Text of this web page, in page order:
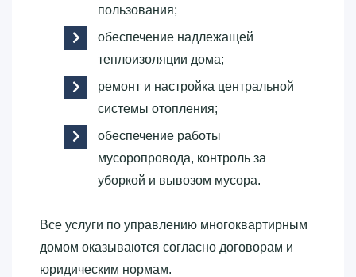
пользования;
обеспечение надлежащей
теплоизоляции дома;
ремонт и настройка центральной
системы отопления;
обеспечение работы
мусоропровода, контроль за
уборкой и вывозом мусора.
Все услуги по управлению многоквартирным
домом оказываются согласно договорам и
юридическим нормам.